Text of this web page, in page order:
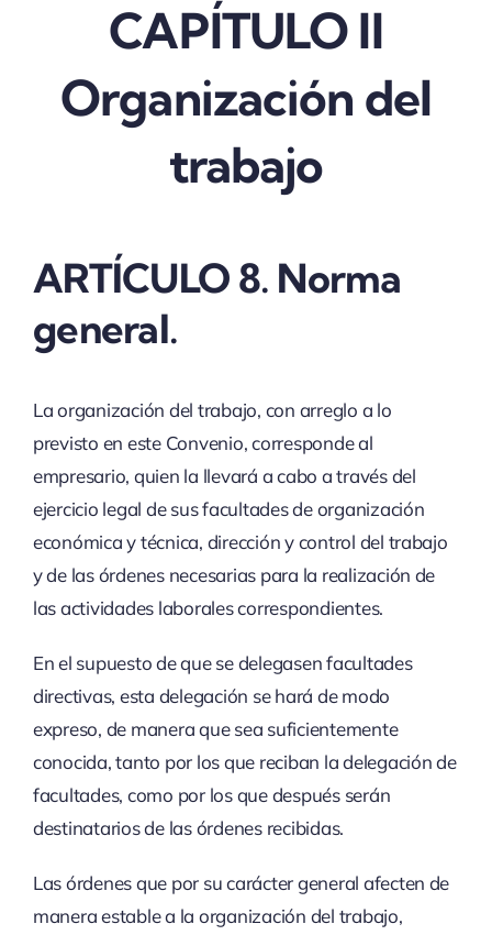
CAPÍTULO II
Organización del
trabajo
ARTÍCULO 8. Norma
general.
La organización del trabajo, con arreglo a lo
previsto en este Convenio, corresponde al
empresario, quien la llevará a cabo a través del
ejercicio legal de sus facultades de organización
económica y técnica, dirección y control del trabajo
y de las órdenes necesarias para la realización de
las actividades laborales correspondientes.
En el supuesto de que se delegasen facultades
directivas, esta delegación se hará de modo
expreso, de manera que sea suficientemente
conocida, tanto por los que reciban la delegación de
facultades, como por los que después serán
destinatarios de las órdenes recibidas.
Las órdenes que por su carácter general afecten de
manera estable a la organización del trabajo,